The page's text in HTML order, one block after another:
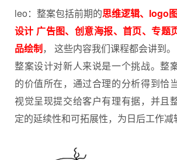
leo：整案包括前期的思维逻辑、logo
设计 广告图、创意海报、首页、专题
品绘制， 这些内容我们课程都会讲到。
整案设计对新人来说是一个挑战。整
的价值所在，通过合理的分析得到恰
视觉呈现提交给客户有理有据，并且
定的延续性和可拓展性，为日后工作减